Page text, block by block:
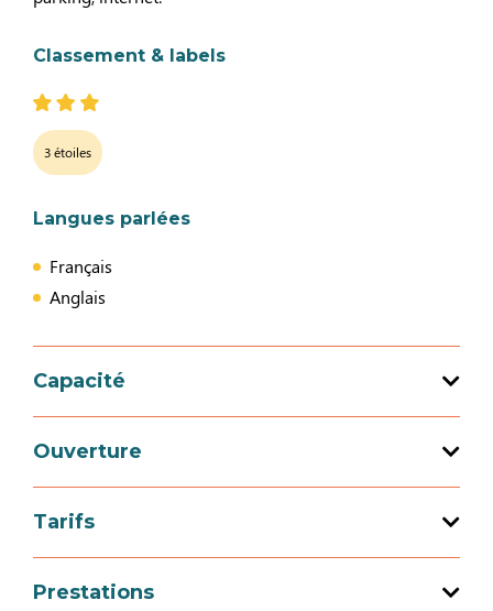
Classement & labels
3 étoiles
Langues parlées
Français
Anglais
Capacité
Capacité d'accueil totale : 7 personne(s)
Ouverture
Ouverture du 07 avril 2026 au 04 juillet 2026
Tarifs
Prestations